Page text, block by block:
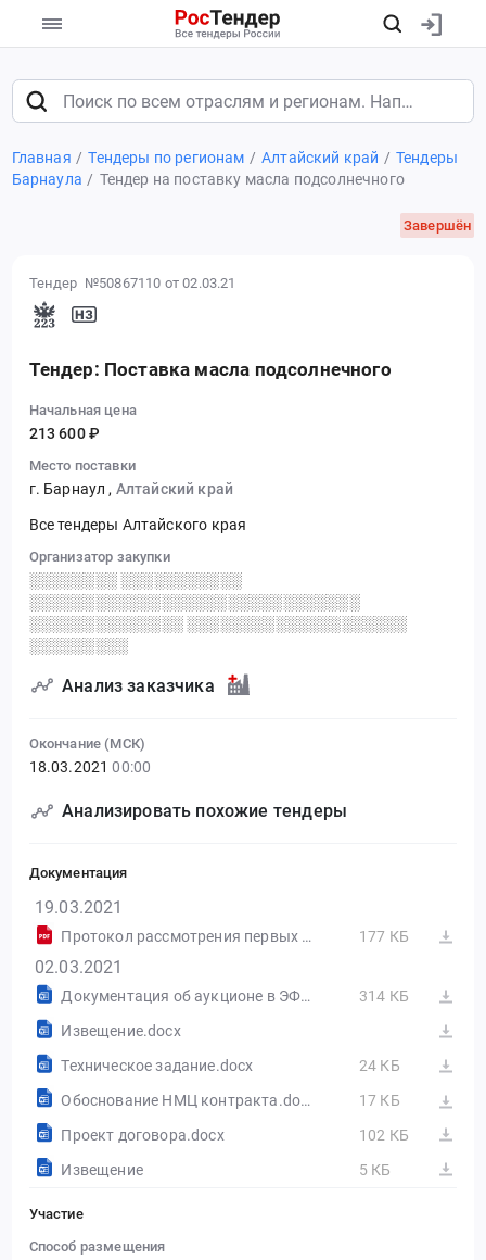
Главная Тендеры по регионам Алтайский край
Тендеры
Барнаула
Тендер на поставку масла подсолнечного
Завершён
Тендер №50867110 от 02.03.21
Тендер: Поставка масла подсолнечного
Начальная цена
213 600 ₽
Место поставки
г. Барнаул , Алтайский край
Все тендеры Алтайского края
Организатор закупки
░░░░░░░░ ░░░░░░░░░░░
░░░░░░░░░░░░░░░░░░░░░░░░░░░░░░
░░░░░░░░░░░░░░ ░░░░░░░░░░░░░░░░░░░░
░░░░░░░░░
Анализ заказчика
Окончание (МСК)
18.03.2021 00:00
Анализировать похожие тендеры
Документация
19.03.2021
Протокол рассмотрения первых частей заявок аукциона №1996743 (лот 1) от 19.03.2021 177 КБ
02.03.2021
Документация об аукционе в ЭФ.doc
314 КБ
Извещение.docx
Техническое задание.docx
24 КБ
Обоснование НМЦ контракта.docx
17 КБ
Проект договора.docx
102 КБ
Извещение
5 КБ
Участие
Способ размещения